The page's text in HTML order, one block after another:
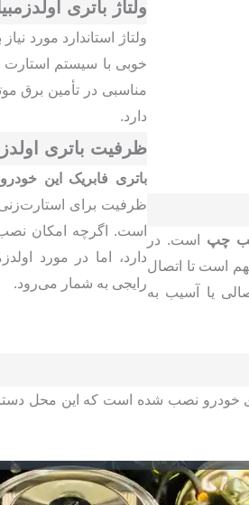
چپ است. در
است تا اتصال
یا آسیب به
ولتاژ باتری
ولتاژ استاندارد مورد
خوبی با سیستم استارت
مناسبی در تأمین برق
دارد.
ظرفیت باتری
باتری فابریک این خودرو دارای
ظرفیت برای
است. اگرچه امکان نصب
رایجی به شمار می‌رود.
خودرو نصب شده است که این محل